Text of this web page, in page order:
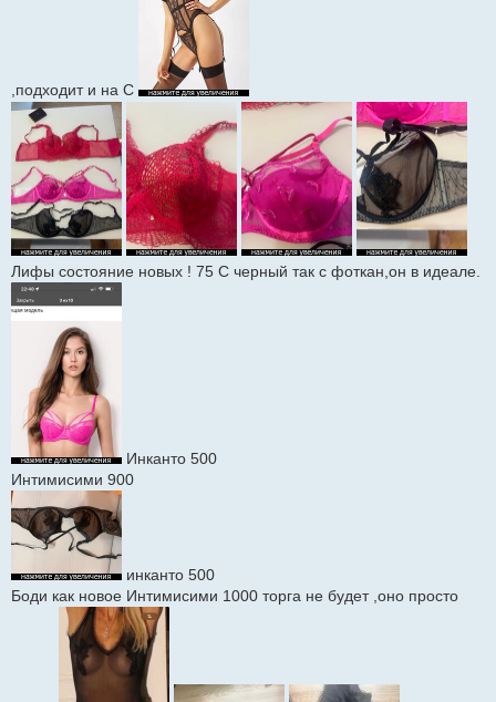
,подходит и на С
Лифы состояние новых ! 75 С черный так с фоткан,он в идеале.
Инканто 500
Интимисими 900
инканто 500
Боди как новое Интимисими 1000 торга не будет ,оно просто